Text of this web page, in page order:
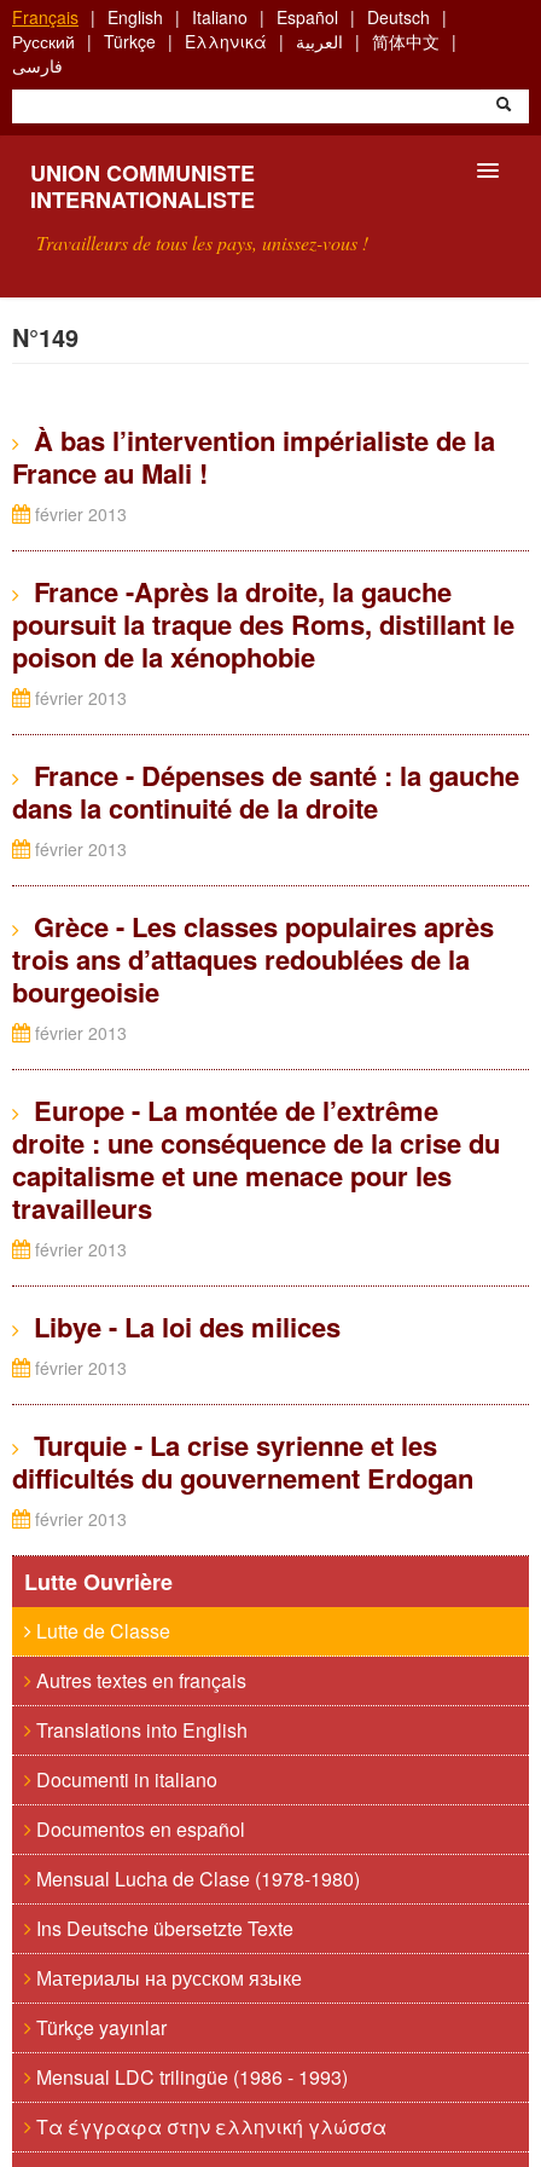
Aller
au
contenu
principal
Français English Italiano Español
Deutsch
Русский
Türkçe Ελληνικά العربية
简体中文
فارسی
UNION COMMUNISTE
INTERNATIONALISTE
Travailleurs de tous les pays, unissez-vous !
PRÉSENTATION
RECHERCHE
CONTACT
N°149
À bas l’intervention impérialiste de la
France au Mali !
février 2013
France -Après la droite, la gauche
poursuit la traque des Roms, distillant le
poison de la xénophobie
février 2013
France - Dépenses de santé : la gauche
dans la continuité de la droite
février 2013
Grèce - Les classes populaires après
trois ans d’attaques redoublées de la
bourgeoisie
février 2013
Europe - La montée de l’extrême
droite : une conséquence de la crise du
capitalisme et une menace pour les
travailleurs
février 2013
Libye - La loi des milices
février 2013
Turquie - La crise syrienne et les
difficultés du gouvernement Erdogan
février 2013
Lutte Ouvrière
Lutte de Classe
Autres textes en français
Translations into English
Documenti in italiano
Documentos en español
Mensual Lucha de Clase (1978-1980)
Ins Deutsche übersetzte Texte
Материалы на русском языке
Türkçe yayınlar
Mensual LDC trilingüe (1986 - 1993)
Τα έγγραφα στην ελληνική γλώσσα